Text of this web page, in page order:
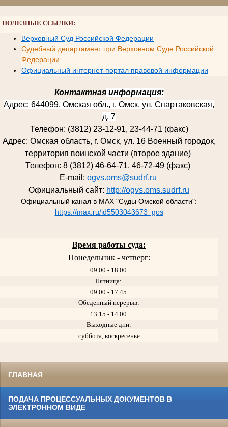
ПОЛЕЗНЫЕ ССЫЛКИ:
Верховный Суд Российской Федерации
Судебный департамент при Верховном Суде Российской
Федерации
Официальный интернет-портал правовой информации
Контактнаяинформация:
Адрес: 644099, Омская обл., г. Омск, ул. Спартаковская,
д. 7
Телефон: (3812) 23-12-91, 23-44-71 (факс)
Адрес: Омская область, г. Омск, ул. 16 Военный городок,
территория воинской части (второе здание)
Телефон: 8 (3812) 46-64-71, 46-72-49 (факс)
E-mail: ogvs.oms@sudrf.ru
Официальный сайт: http://ogvs.oms.sudrf.ru
Официальный канал в MAX "Суды Омской области":
https://max.ru/id5503043673_gos
Время работы суда:
Понедельник - четверг:
09.00 - 18.00
Пятница:
09.00 - 17.45
Обеденный перерыв:
13.15 - 14.00
Выходные дни:
суббота, воскресенье
ГЛАВНАЯ
ПОДАЧА ПРОЦЕССУАЛЬНЫХ ДОКУМЕНТОВ В
ЭЛЕКТРОННОМ ВИДЕ